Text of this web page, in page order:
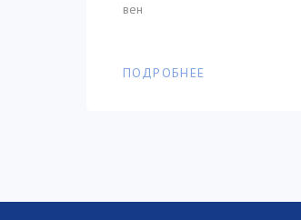
вен
ПОДРОБНЕЕ
ПОДРОБНЕЕ